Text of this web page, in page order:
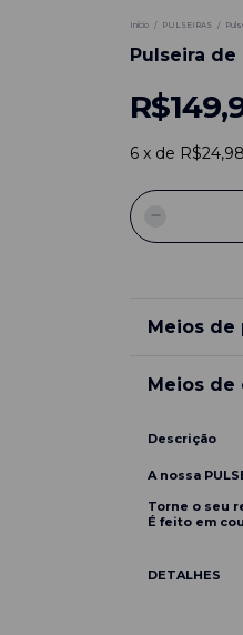
Início / PULSEIRAS /
Pulseira
6 x de R$24,98
Meios
Meios de
Descrição
A nossa
Torne o seu
É feito em
DETALHES